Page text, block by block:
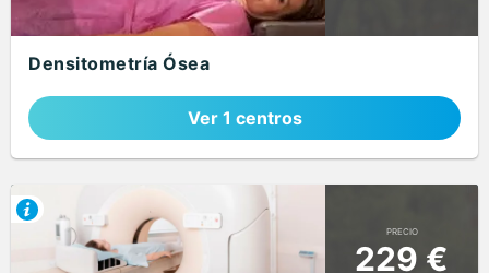
Densitometría Ósea
Ver 1 centros
PRECIO
229 €